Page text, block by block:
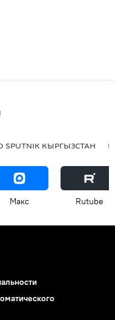
SPUTNIK КЫРГЫЗСТАН
Макс Rutube